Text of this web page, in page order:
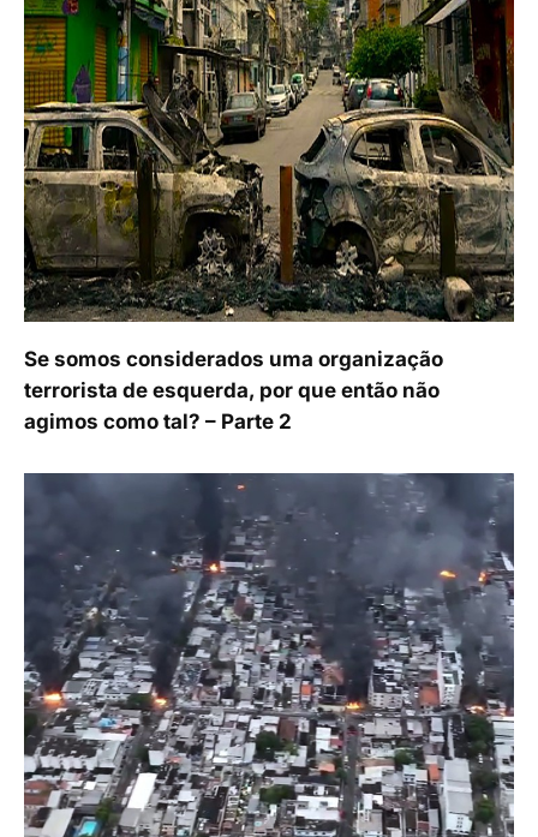
Se somos considerados uma organização
terrorista de esquerda, por que então não
agimos como tal? – Parte 2